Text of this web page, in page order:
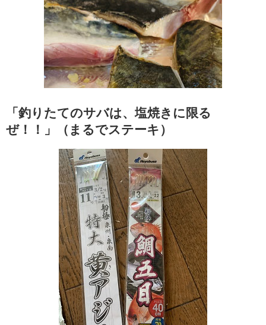
「釣りたてのサバは、塩焼きに限る
ぜ！！」（まるでステーキ）